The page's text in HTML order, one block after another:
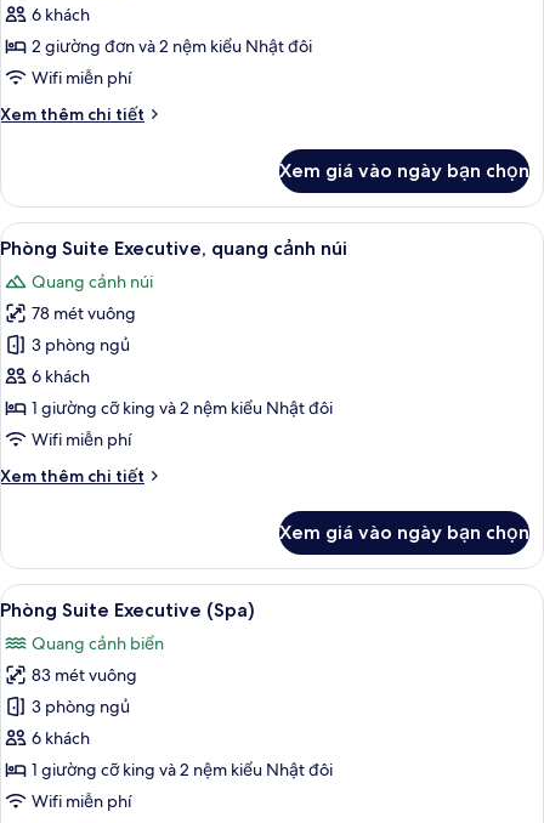
Suite
Twin
6 khách
2 giường đơn và 2 nệm kiểu Nhật đôi
Wifi miễn phí
Xem thêm chi tiết
Chi
Junior
Suite
Twin
Xem giá vào ngày bạn chọn
Xem
tất
cả
ảnh
Phòng
Suite
Executive,
quang
núi
TV màn hình phẳng 55-inch có
10
Phòng Suite Executive, quang cảnh núi
Quang cảnh núi
78 mét vuông
3 phòng ngủ
6 khách
1 giường cỡ king và 2 nệm kiểu Nhật đôi
Wifi miễn phí
Xem thêm chi tiết
Chi
Phòng
Suite
Executive,
quang
cảnh
núi
Xem giá vào ngày bạn chọn
Xem
tất
cả
ảnh
Phòng
Suite
Executive
(Spa)
Máy sấy tóc, áo choàng tắm, chậu
11
Phòng Suite Executive (Spa)
Quang cảnh biển
83 mét vuông
3 phòng ngủ
6 khách
1 giường cỡ king và 2 nệm kiểu Nhật đôi
Wifi miễn phí